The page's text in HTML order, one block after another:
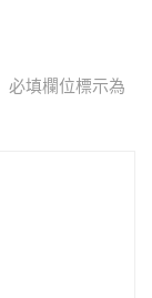
必填欄位標示為